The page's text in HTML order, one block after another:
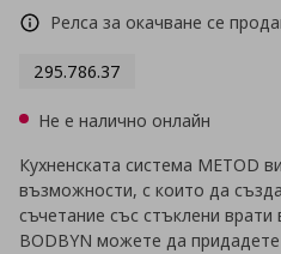
Релса за окачване се
295.786.37
Не е налично онлайн
Кухненската система METOD
възможности, с които да
съчетание със стъклени
BODBYN можете да